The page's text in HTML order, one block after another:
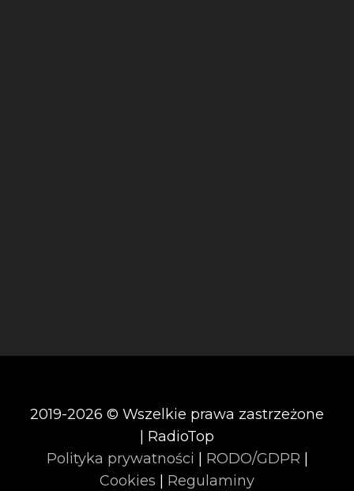
2019-2026 © Wszelkie prawa zastrzeżone
| RadioTop
Polityka prywatności
RODO/GDPR
Cookies
Regulaminy